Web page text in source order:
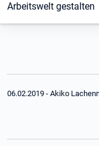
Arbeitswelt gestalten
06.02.2019 - Akiko